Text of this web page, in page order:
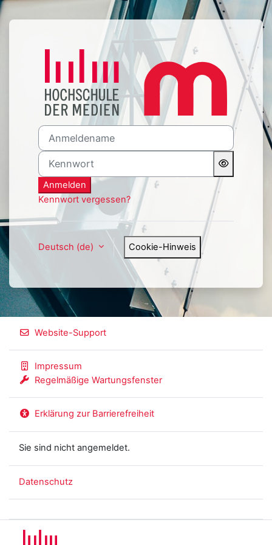
Zum Hauptinhalt
Anmelden bei 'Moodle
Anmeldename
Kennwort
Anmelden
Kennwort vergessen?
Deutsch ‎(de)‎ Cookie-Hinweis
Website-Support
Impressum
Regelmäßige Wartungsfenster
Erklärung zur Barrierefreiheit
Sie sind nicht angemeldet.
Datenschutz